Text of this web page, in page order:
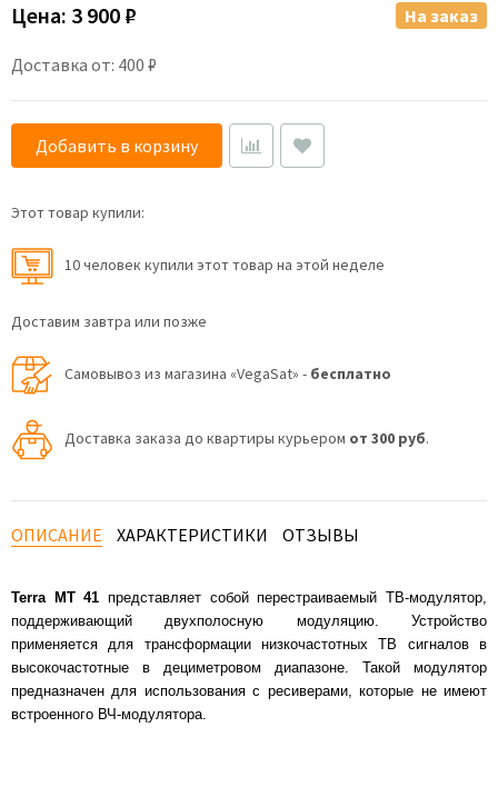
Цена: 3 900 ₽
Доставка от: 400 ₽
На заказ
Добавить в корзину
Этот товар купили:
10 человек купили этот товар на этой неделе
Доставим завтра или позже
Самовывоз из магазина «VegaSat» - бесплатно
Доставка заказа до квартиры курьером от 300 руб.
ОПИСАНИЕ ХАРАКТЕРИСТИКИ ОТЗЫВЫ
Terra MT 41 представляет собой перестраиваемый ТВ-модулятор,
поддерживающий двухполосную модуляцию. Устройство
применяется для трансформации низкочастотных ТВ сигналов в
высокочастотные в дециметровом диапазоне. Такой модулятор
предназначен для использования с ресиверами, которые не имеют
встроенного ВЧ-модулятора.